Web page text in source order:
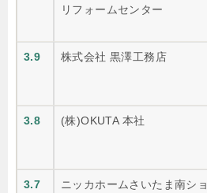
リフォームセンター
3.9 株式会社 黒澤工務店
3.8 (株)OKUTA 本社
3.7
ニッカホームさいたま南ショ